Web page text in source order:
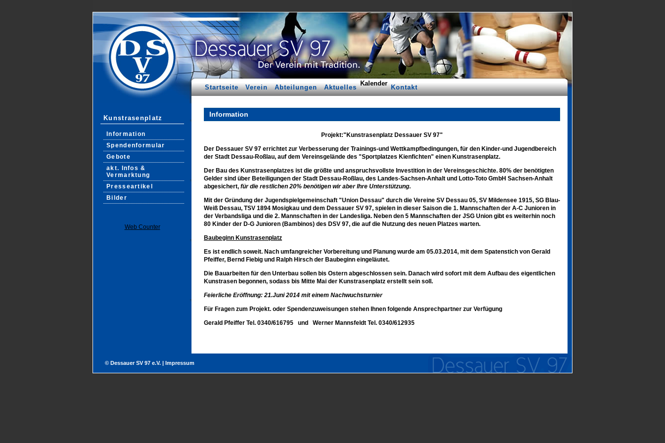
Startseite Verein Abteilungen Aktuelles
Kalender
Kontakt
Kunstrasenplatz
Information
Spendenformular
Gebote
akt. Infos &
Vermarktung
Presseartikel
Bilder
Web Counter
Information
Projekt:"Kunstrasenplatz Dessauer SV 97"
Der Dessauer SV 97 errichtet zur Verbesserung der Trainings-und Wettkampfbedingungen, für den Kinder-und Jugendbereich
der Stadt Dessau-Roßlau, auf dem Vereinsgelände des "Sportplatzes Kienfichten" einen Kunstrasenplatz.
Der Bau des Kunstrasenplatzes ist die größte und anspruchsvollste Investition in der Vereinsgeschichte. 80% der benötigten
Gelder sind über Beteiligungen der Stadt Dessau-Roßlau, des Landes-Sachsen-Anhalt und Lotto-Toto GmbH Sachsen-Anhalt
abgesichert, für die restlichen 20% benötigen wir aber Ihre Unterstützung.
Mit der Gründung der Jugendspielgemeinschaft "Union Dessau" durch die Vereine SV Dessau 05, SV Mildensee 1915, SG Blau-
Weiß Dessau, TSV 1894 Mosigkau und dem Dessauer SV 97, spielen in dieser Saison die 1. Mannschaften der A-C Junioren in
der Verbandsliga und die 2. Mannschaften in der Landesliga. Neben den 5 Mannschaften der JSG Union gibt es weiterhin noch
80 Kinder der D-G Junioren (Bambinos) des DSV 97, die auf die Nutzung des neuen Platzes warten.
Baubeginn Kunstrasenplatz
Es ist endlich soweit. Nach umfangreicher Vorbereitung und Planung wurde am 05.03.2014, mit dem Spatenstich von Gerald
Pfeiffer, Bernd Fiebig und Ralph Hirsch der Baubeginn eingeläutet.
Die Bauarbeiten für den Unterbau sollen bis Ostern abgeschlossen sein. Danach wird sofort mit dem Aufbau des eigentlichen
Kunstrasen begonnen, sodass bis Mitte Mai der Kunstrasenplatz erstellt sein soll.
Feierliche Eröffnung: 21.Juni 2014 mit einem Nachwuchsturnier
Für Fragen zum Projekt. oder Spendenzuweisungen stehen Ihnen folgende Ansprechpartner zur Verfügung
Gerald Pfeiffer Tel. 0340/616795 und Werner Mannsfeldt Tel. 0340/612935
© Dessauer SV 97 e.V. | Impressum